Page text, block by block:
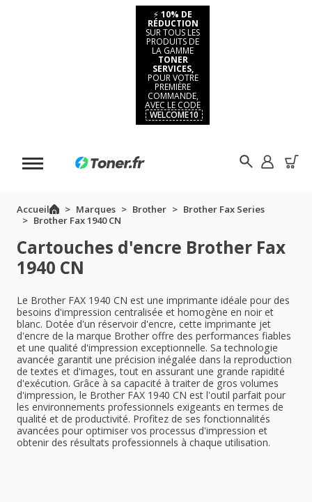
⚡ 10% DE
RÉDUCTION
SUR TOUS LES
PRODUITS DE
LA GAMME
TONER
SERVICES,
POUR VOTRE
PREMIÈRE
COMMANDE,
AVEC LE CODE
WELCOME10
Accueil Marques Brother
Brother Fax Series
Brother Fax 1940 CN
Cartouches d'encre Brother Fax
1940 CN
Le Brother FAX 1940 CN est une imprimante idéale pour des
besoins d'impression centralisée et homogène en noir et
blanc. Dotée d'un réservoir d'encre, cette imprimante jet
d'encre de la marque Brother offre des performances fiables
et une qualité d'impression exceptionnelle. Sa technologie
avancée garantit une précision inégalée dans la reproduction
de textes et d'images, tout en assurant une grande rapidité
d'exécution. Grâce à sa capacité à traiter de gros volumes
d'impression, le Brother FAX 1940 CN est l'outil parfait pour
les environnements professionnels exigeants en termes de
qualité et de productivité. Profitez de ses fonctionnalités
avancées pour optimiser vos processus d'impression et
obtenir des résultats professionnels à chaque utilisation.